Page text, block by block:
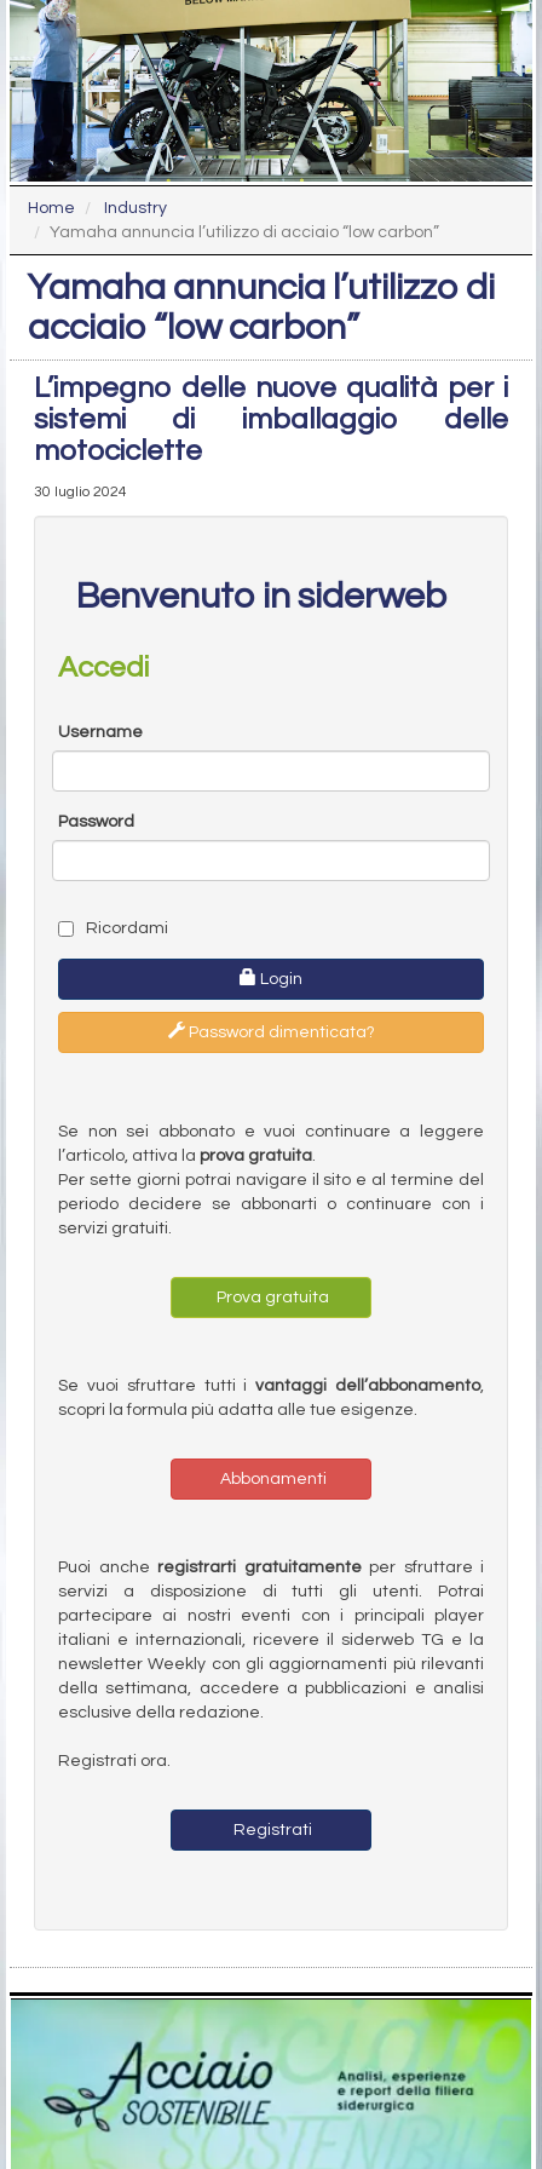
Home
Industry
Yamaha annuncia l’utilizzo di acciaio “low carbon”
Yamaha annuncia l’utilizzo di
acciaio “low carbon”
L’impegno delle nuove qualità per i
sistemi di imballaggio delle
motociclette
30 luglio 2024
Benvenuto in siderweb
Accedi
Username
Password
Ricordami
Login
Password dimenticata?
Se non sei abbonato e vuoi continuare a leggere
l’articolo, attiva la prova gratuita.
Per sette giorni potrai navigare il sito e al termine del
periodo decidere se abbonarti o continuare con i
servizi gratuiti.
Prova gratuita
Se vuoi sfruttare tutti ivantaggi dell’abbonamento,
scopri la formula più adatta alle tue esigenze.
Abbonamenti
Puoi anche registrarti gratuitamenteper sfruttare i
servizi a disposizione di tutti gli utenti. Potrai
partecipare ai nostri eventi con i principali player
italiani e internazionali, ricevere il siderweb TG e la
newsletter Weekly con gli aggiornamenti più rilevanti
della settimana, accedere a pubblicazioni e analisi
esclusive della redazione.
Registrati ora.
Registrati